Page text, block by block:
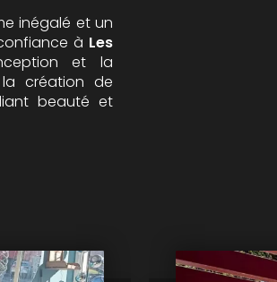
inégalé et un
à Les
et la
création de
beauté et